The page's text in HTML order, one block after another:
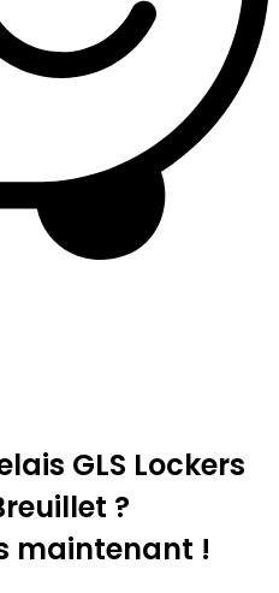
GLS Lockers
?
maintenant !